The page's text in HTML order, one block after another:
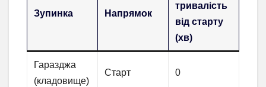
Зупинка Напрямок
тривалість
від старту
(хв)
Гаразджа
(кладовище)
Старт 0